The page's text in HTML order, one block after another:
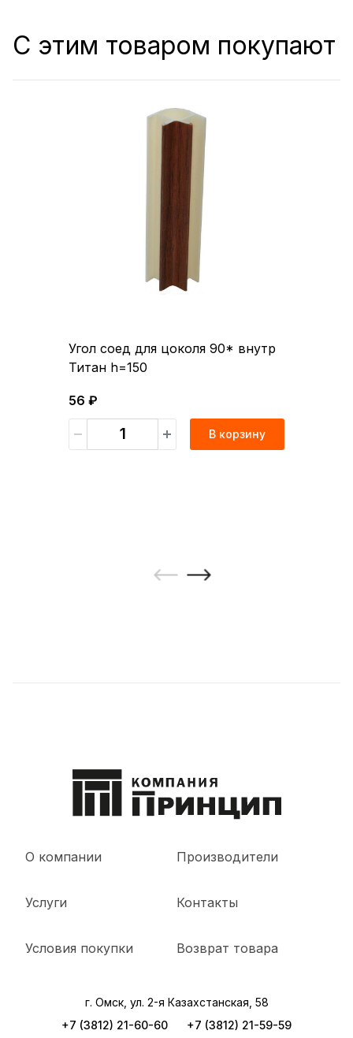
С этим товаром покупают
Угол соед для цоколя 90* внутр
Титан h=150
56 ₽
В корзину
О компании
Услуги
Условия покупки
Производители
Контакты
Возврат товара
г. Омск, ул. 2-я Казахстанская, 58
+7 (3812) 21-60-60
+7 (3812) 21-59-59